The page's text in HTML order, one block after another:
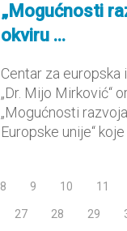
„Mogućnosti
okviru ...
Centar za
„Dr. Mijo Mirković“
„Mogućnosti
Europske unije“
8 9 10 11
27 28 29